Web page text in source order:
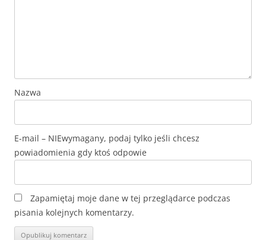
Nazwa
E-mail
Zapamiętaj moje dane w tej przeglądarce podczas
pisania kolejnych komentarzy.